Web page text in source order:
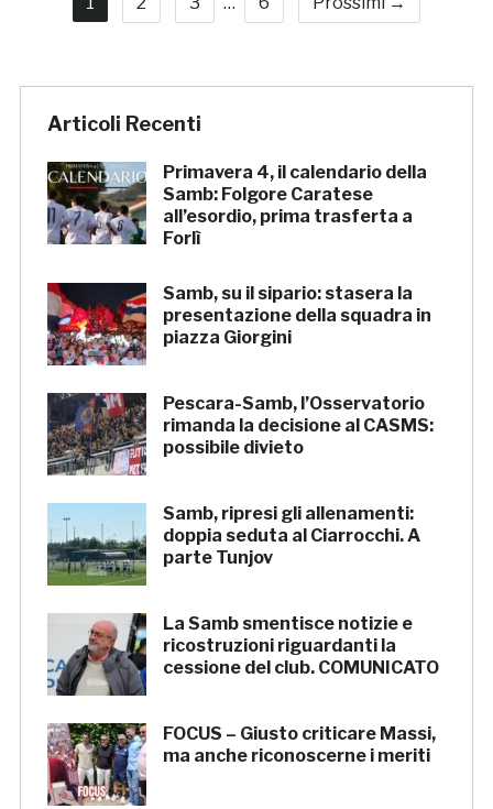
Articoli Recenti
Primavera 4, il calendario della
Samb: Folgore Caratese
all’esordio, prima trasferta a
Forlì
Samb, su il sipario: stasera la
presentazione della squadra in
piazza Giorgini
Pescara-Samb, l’Osservatorio
rimanda la decisione al CASMS:
possibile divieto
Samb, ripresi gli allenamenti:
doppia seduta al Ciarrocchi. A
parte Tunjov
La Samb smentisce notizie e
ricostruzioni riguardanti la
cessione del club. COMUNICATO
FOCUS – Giusto criticare Massi,
ma anche riconoscerne i meriti